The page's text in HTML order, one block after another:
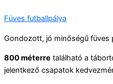
Füves futballpálya
Gondozott, jó minőségű füves
800 méterre található a
jelentkező csapatok